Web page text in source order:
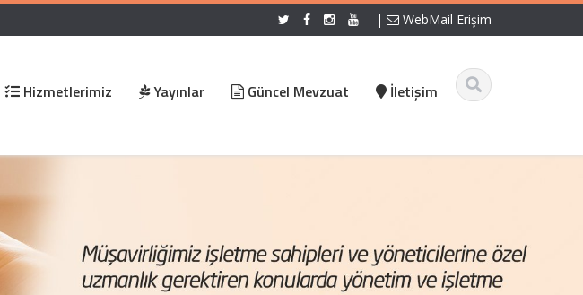
| WebMail Erişim
Hizmetlerimiz Yayınlar Güncel Mevzuat İletişim